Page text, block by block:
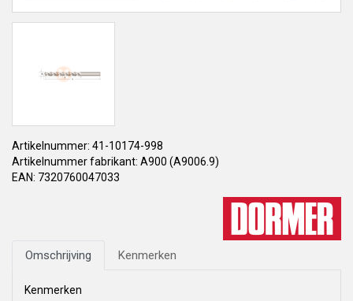
Artikelnummer: 41-10174-998
Artikelnummer fabrikant: A900 (A9006.9)
EAN: 7320760047033
Omschrijving Kenmerken
Kenmerken